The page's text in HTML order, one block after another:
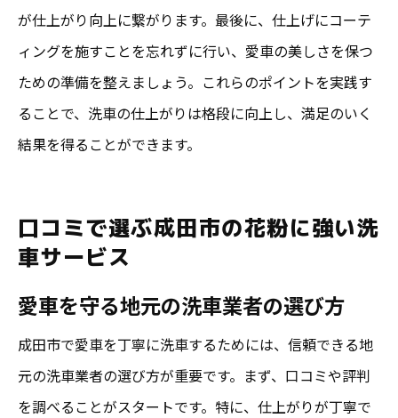
が仕上がり向上に繋がります。最後に、仕上げにコーテ
ィングを施すことを忘れずに行い、愛車の美しさを保つ
ための準備を整えましょう。これらのポイントを実践す
ることで、洗車の仕上がりは格段に向上し、満足のいく
結果を得ることができます。
口コミで選ぶ成田市の花粉に強い洗
車サービス
愛車を守る地元の洗車業者の選び方
成田市で愛車を丁寧に洗車するためには、信頼できる地
元の洗車業者の選び方が重要です。まず、口コミや評判
を調べることがスタートです。特に、仕上がりが丁寧で